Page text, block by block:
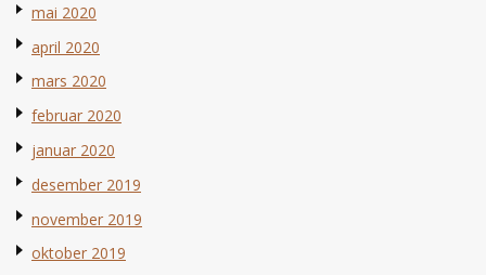
mai 2020
april 2020
mars 2020
februar 2020
januar 2020
desember 2019
november 2019
oktober 2019